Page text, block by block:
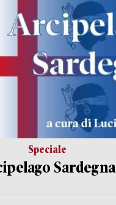
Speciale
Sardegna